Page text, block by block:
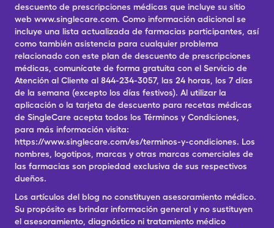
descuento de prescripciones médicas que incluye su sitio
web www.singlecare.com. Como información adicional se
incluye una lista actualizada de farmacias participantes, así
como también asistencia para cualquier problema
relacionado con este plan de descuento de prescripciones
médicas, comunícate de forma gratuita con el Servicio de
Atención al Cliente al 844-234-3057, las 24 horas, los 7 días
de la semana (excepto los días festivos). Al utilizar la
aplicación o la tarjeta de descuento para recetas médicas
de SingleCare acepta todos los Términos y Condiciones,
para más información visita:
https://www.singlecare.com/es/terminos-y-condiciones. Los
nombres, logotipos, marcas y otras marcas comerciales de
las farmacias son propiedad exclusiva de sus respectivos
dueños.
Los artículos del blog no constituyen asesoramiento médico.
Su propósito es brindar información general y no sustituyen
el asesoramiento, diagnóstico ni tratamiento médico